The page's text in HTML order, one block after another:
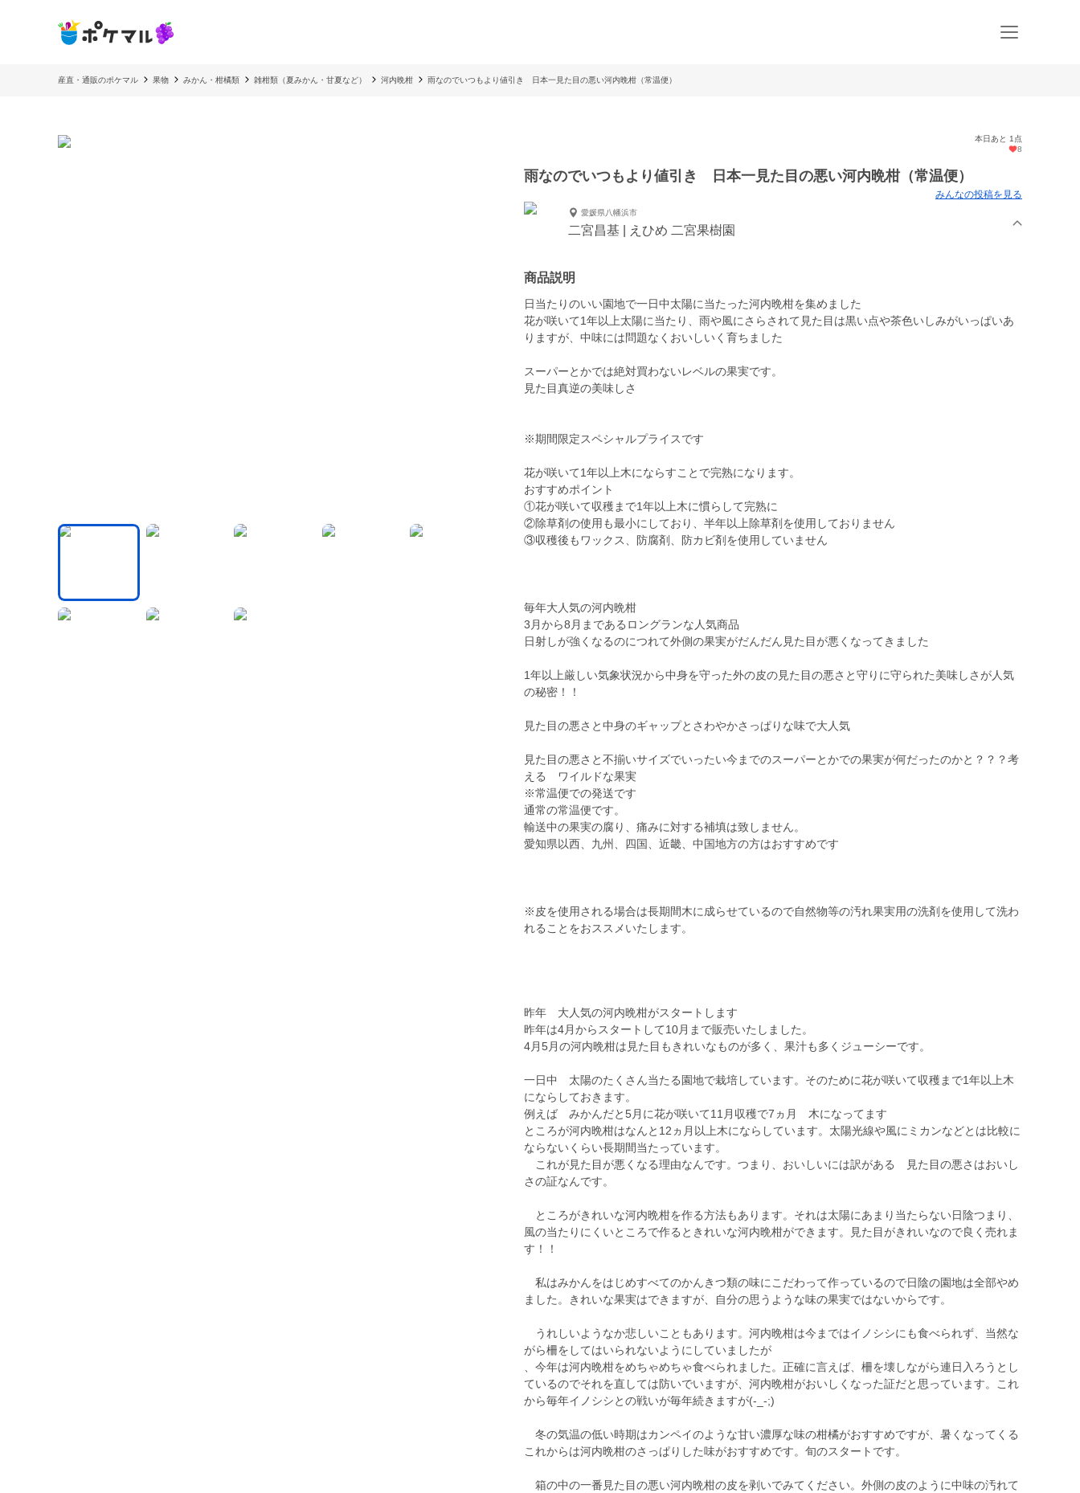
産直・通販のポケマル 果物 みかん・柑橘類 雑柑類（夏みかん・甘夏など） 河内晩柑 雨なのでいつもより値引き 日本一見た目の悪い河内晩柑（常温便）
本日あと 1点
8
雨なのでいつもより値引き 日本一見た目の悪い河内晩柑（常温便）
みんなの投稿を見る
愛媛県八幡浜市
二宮昌基 | えひめ 二宮果樹園
商品説明
日当たりのいい園地で一日中太陽に当たった河内晩柑を集めました
花が咲いて1年以上太陽に当たり、雨や風にさらされて見た目は黒い点や茶色いしみがいっぱいあ
りますが、中味には問題なくおいしいく育ちました
スーパーとかでは絶対買わないレベルの果実です。
見た目真逆の美味しさ
※期間限定スペシャルプライスです
花が咲いて1年以上木にならすことで完熟になります。
おすすめポイント
①花が咲いて収穫まで1年以上木に慣らして完熟に
②除草剤の使用も最小にしており、半年以上除草剤を使用しておりません
③収穫後もワックス、防腐剤、防カビ剤を使用していません
毎年大人気の河内晩柑
3月から8月まであるロングランな人気商品
日射しが強くなるのにつれて外側の果実がだんだん見た目が悪くなってきました
1年以上厳しい気象状況から中身を守った外の皮の見た目の悪さと守りに守られた美味しさが人気
の秘密！！
見た目の悪さと中身のギャップとさわやかさっぱりな味で大人気
見た目の悪さと不揃いサイズでいったい今までのスーパーとかでの果実が何だったのかと？？？考
える ワイルドな果実
※常温便での発送です
通常の常温便です。
輸送中の果実の腐り、痛みに対する補填は致しません。
愛知県以西、九州、四国、近畿、中国地方の方はおすすめです
※皮を使用される場合は長期間木に成らせているので自然物等の汚れ果実用の洗剤を使用して洗わ
れることをおススメいたします。
昨年 大人気の河内晩柑がスタートします
昨年は4月からスタートして10月まで販売いたしました。
4月5月の河内晩柑は見た目もきれいなものが多く、果汁も多くジューシーです。
一日中 太陽のたくさん当たる園地で栽培しています。そのために花が咲いて収穫まで1年以上木
にならしておきます。
例えば みかんだと5月に花が咲いて11月収穫で7ヵ月 木になってます
ところが河内晩柑はなんと12ヵ月以上木にならしています。太陽光線や風にミカンなどとは比較に
ならないくらい長期間当たっています。
これが見た目が悪くなる理由なんです。つまり、おいしいには訳がある 見た目の悪さはおいし
さの証なんです。
ところがきれいな河内晩柑を作る方法もあります。それは太陽にあまり当たらない日陰つまり、
風の当たりにくいところで作るときれいな河内晩柑ができます。見た目がきれいなので良く売れま
す！！
私はみかんをはじめすべてのかんきつ類の味にこだわって作っているので日陰の園地は全部やめ
ました。きれいな果実はできますが、自分の思うような味の果実ではないからです。
うれしいようなか悲しいこともあります。河内晩柑は今まではイノシシにも食べられず、当然な
がら柵をしてはいられないようにしていましたが
、今年は河内晩柑をめちゃめちゃ食べられました。正確に言えば、柵を壊しながら連日入ろうとし
ているのでそれを直しては防いでいますが、河内晩柑がおいしくなった証だと思っています。これ
から毎年イノシシとの戦いが毎年続きますが(-_-;)
冬の気温の低い時期はカンペイのような甘い濃厚な味の柑橘がおすすめですが、暑くなってくる
これからは河内晩柑のさっぱりした味がおすすめです。旬のスタートです。
箱の中の一番見た目の悪い河内晩柑の皮を剥いでみてください。外側の皮のように中味の汚れて